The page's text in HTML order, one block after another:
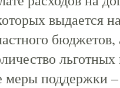
выдается
бюджетов,
льготных
меры поддержки